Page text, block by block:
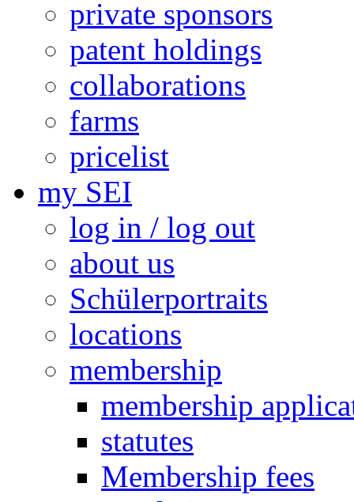
private sponsors
patent holdings
collaborations
farms
pricelist
my SEI
log in / log out
about us
Schülerportraits
locations
membership
membership
statutes
Membership fees